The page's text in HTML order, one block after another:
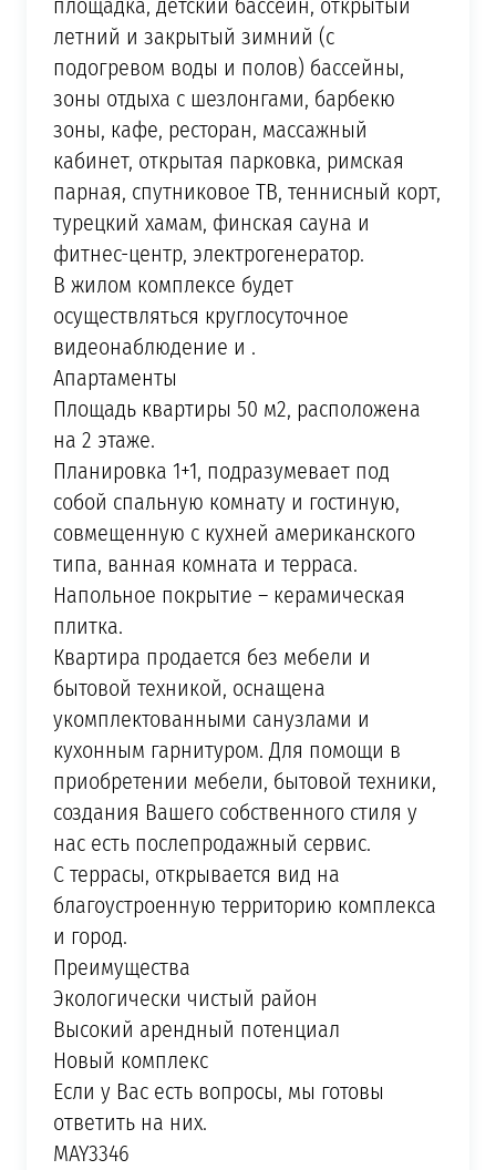
летний и закрытый зимний (с
подогревом воды и полов) бассейны,
зоны отдыха с шезлонгами, барбекю
зоны, кафе, ресторан, массажный
кабинет, открытая парковка, римская
парная, спутниковое ТВ, теннисный корт,
турецкий хамам, финская сауна и
фитнес-центр, электрогенератор.
В жилом комплексе будет
осуществляться круглосуточное
видеонаблюдение и .
Апартаменты
Площадь квартиры 50 м2, расположена
на 2 этаже.
Планировка 1+1, подразумевает под
собой спальную комнату и гостиную,
совмещенную с кухней американского
типа, ванная комната и терраса.
Напольное покрытие – керамическая
плитка.
Квартира продается без мебели и
бытовой техникой, оснащена
укомплектованными санузлами и
кухонным гарнитуром. Для помощи в
приобретении мебели, бытовой техники,
создания Вашего собственного стиля у
нас есть послепродажный сервис.
С террасы, открывается вид на
благоустроенную территорию комплекса
и город.
Преимущества
Экологически чистый район
Высокий арендный потенциал
Новый комплекс
Если у Вас есть вопросы, мы готовы
ответить на них.
MAY3346